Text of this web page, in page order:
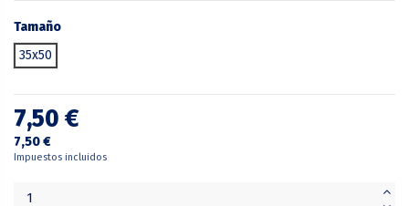
Tamaño
35x50
7,50 €
7,50 €
Impuestos incluidos